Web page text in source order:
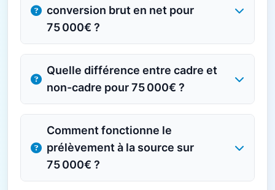
conversion brut en net pour
75 000€ ?
Quelle différence entre cadre et
non-cadre pour 75 000€ ?
Comment fonctionne le
prélèvement à la source sur
75 000€ ?